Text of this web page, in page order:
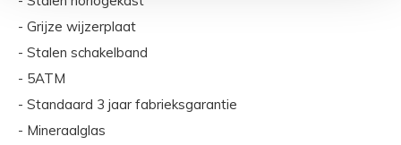
- Grijze wijzerplaat
- Stalen schakelband
- 5ATM
- Standaard 3 jaar fabrieksgarantie
- Mineraalglas